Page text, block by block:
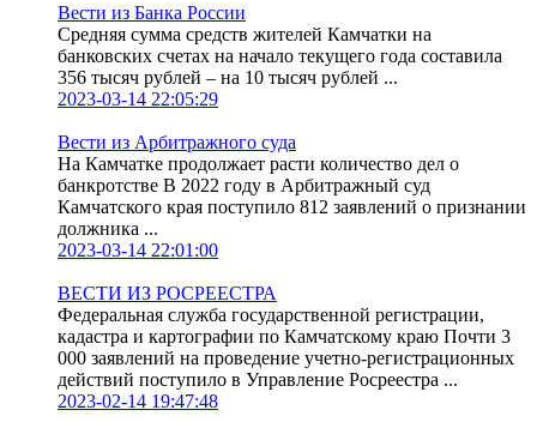
Вести из Банка России
Средняя сумма средств жителей Камчатки на
банковских счетах на начало текущего года составила
356 тысяч рублей – на 10 тысяч рублей ...
2023-03-14 22:05:29
Вести из Арбитражного суда
На Камчатке продолжает расти количество дел о
банкротстве В 2022 году в Арбитражный суд
Камчатского края поступило 812 заявлений о признании
должника ...
2023-03-14 22:01:00
ВЕСТИ ИЗ РОСРЕЕСТРА
Федеральная служба государственной регистрации,
кадастра и картографии по Камчатскому краю Почти 3
000 заявлений на проведение учетно-регистрационных
действий поступило в Управление Росреестра ...
2023-02-14 19:47:48